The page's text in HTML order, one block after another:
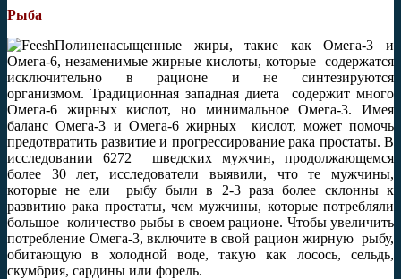
Рыба
Полиненасыщенные жиры, такие как Омега-3 и
Омега-6, незаменимые жирные кислоты, которые содержатся
исключительно в рационе и не синтезируются
организмом. Традиционная западная диета содержит много
Омега-6 жирных кислот, но минимальное Омега-3. Имея
баланс Омега-3 и Омега-6 жирных кислот, может помочь
предотвратить развитие и прогрессирование рака простаты. В
исследовании 6272 шведских мужчин, продолжающемся
более 30 лет, исследователи выявили, что те мужчины,
которые не ели рыбу были в 2-3 раза более склонны к
развитию рака простаты, чем мужчины, которые потребляли
большое количество рыбы в своем рационе. Чтобы увеличить
потребление Омега-3, включите в свой рацион жирную рыбу,
обитающую в холодной воде, такую как лосось, сельдь,
скумбрия, сардины или форель.